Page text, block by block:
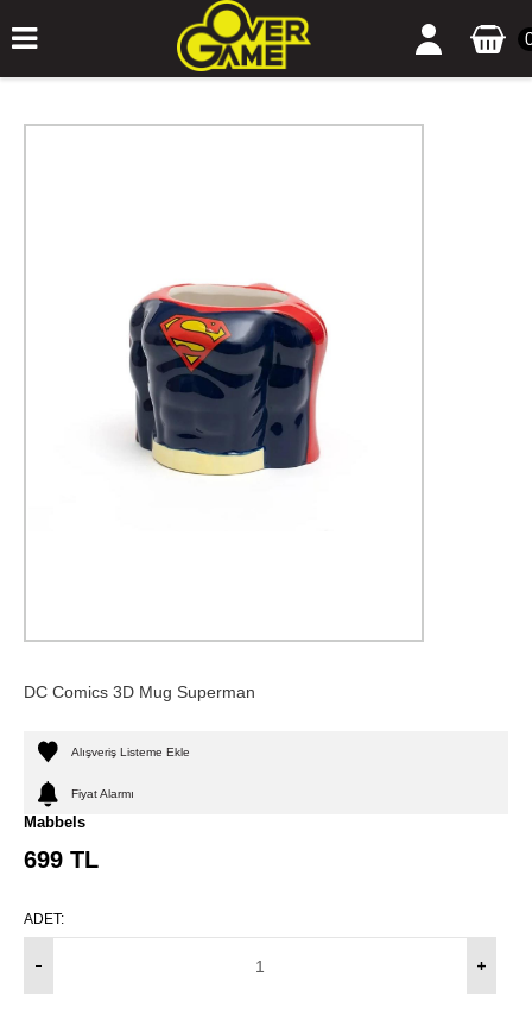
DC Comics 3D Mug Superman
Alışveriş Listeme Ekle
Fiyat Alarmı
Mabbels
699 TL
ADET: